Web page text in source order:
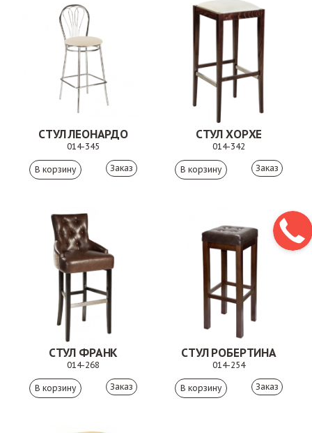
СТУЛ ЛЕОНАРДО
014-345
Заказ
СТУЛ ХОРХЕ
014-342
Заказ
СТУЛ ФРАНК
014-268
Заказ
СТУЛ РОБЕРТИНА
014-254
Заказ